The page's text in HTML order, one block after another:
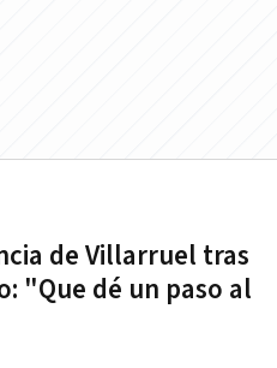
de Villarruel tras
"Que dé un paso al